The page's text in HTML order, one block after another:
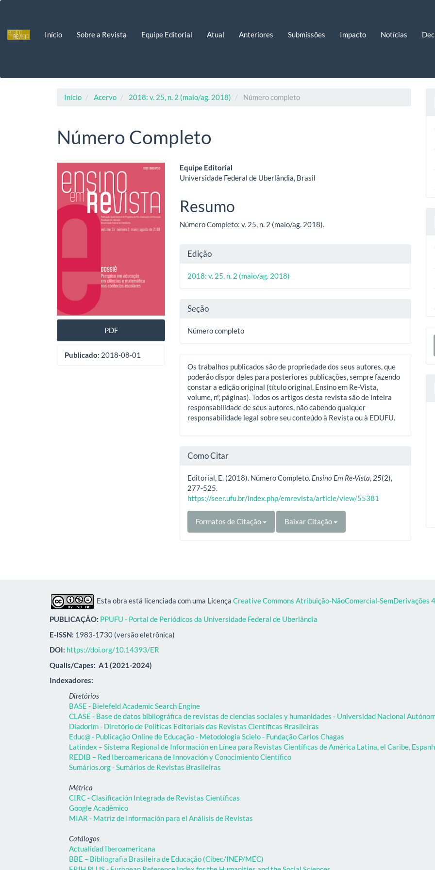
principalInício Sobre a Revista Equipe Editorial Atual Anteriores Submissões Impacto Notícias
Início Acervo 2018: v. 25, n. 2 (maio/ag. 2018) Número completo
Número Completo
Barra
lateral
de
artigos
PDF
Publicado: 2018-08-01
Conteúdo
artigo
principal
Equipe Editorial
Universidade Federal de Uberlândia, Brasil
Resumo
Número Completo: v. 25, n. 2 (maio/ag. 2018).
Detalhes
do
Edição
2018: v. 25, n. 2 (maio/ag. 2018)
Seção
Número completo
Os trabalhos publicados são de propriedade dos seus autores, que
poderão dispor deles para posteriores publicações, sempre fazendo
constar a edição original (título original, Ensino em Re-Vista,
volume, nº, páginas). Todos os artigos desta revista são de inteira
responsabilidade de seus autores, não cabendo qualquer
responsabilidade legal sobre seu conteúdo à Revista ou à EDUFU.
Como Citar
Editorial, E. (2018). Número Completo. Ensino Em Re-Vista 25(2),
277-525.
https://seer.ufu.br/index.php/emrevista/article/view/55381
Formatos de Citação Baixar Citação
Esta obra está licenciada com uma Licença Creative Commons Atribuição-NãoComercial-SemDerivações
PUBLICAÇÃO: PPUFU - Portal de Periódicos da Universidade Federal de Uberlândia
E-ISSN: 1983-1730 (versão eletrônica)
DOI: https://doi.org/10.14393/ER
Qualis/Capes: A1 (2021-2024)
Indexadores:
Diretórios
BASE - Bielefeld Academic Search Engine
CLASE - Base de datos bibliográfica de revistas de ciencias sociales y humanidades - Universidad Nacional
Diadorim - Diretório de Políticas Editoriais das Revistas Científicas Brasileiras
Educ@ - Publicação Online de Educação - Metodologia Scielo - Fundação Carlos Chagas
Latindex – Sistema Regional de Información en Línea para Revistas Científicas de América Latina, el Caribe,
REDIB – Red Iberoamericana de Innovación y Conocimiento Científico
Sumários.org - Sumários de Revistas Brasileiras
Métrica
CIRC - Clasificación Integrada de Revistas Científicas
Google Acadêmico
MIAR - Matriz de Información para el Análisis de Revistas
Catálogos
Actualidad Iberoamericana
BBE – Bibliografia Brasileira de Educação (Cibec/INEP/MEC)